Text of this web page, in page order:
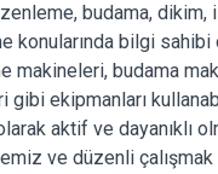
budama, dikim,
konularında bilgi sahibi
makineleri, budama
gibi ekipmanları
aktif ve dayanıklı
ve düzenli çalışmak